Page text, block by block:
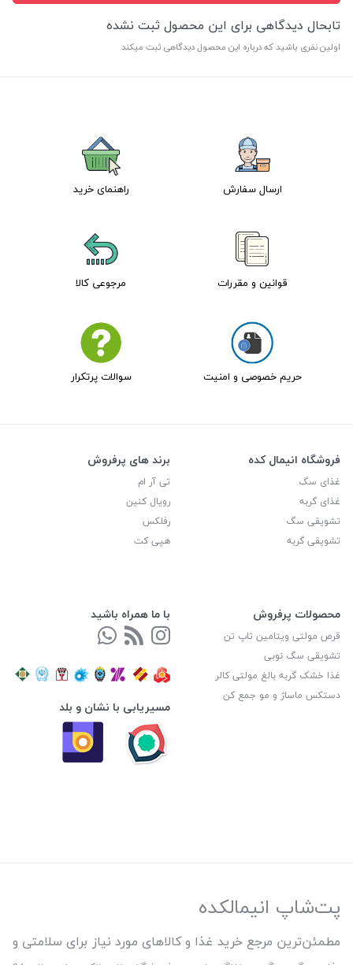
تابحال دیدگاهی برای این محصول ثبت نشده
اولین نفری باشید که درباره این محصول دیدگاهی ثبت میکند
ارسال سفارش راهنمای خرید
قوانین و مقررات مرجوعی کالا
حریم خصوصی و امنیت سوالات پرتکرار
فروشگاه انیمال کده
غذای سگ
غذای گربه
تشویقی سگ
تشویقی گربه
برند های پرفروش
تی آر ام
رویال کنین
رفلکس
هپی کت
محصولات پرفروش
قرص مولتی ویتامین تاپ تن
تشویقی سگ نوبی
غذا خشک گربه بالغ مولتی کالر
دستکس ماساژ و مو جمع کن
با ما همراه باشید
مسیریابی با نشان و بلد
پت‌شاپ انیمالکده
مطمئن‌ترین مرجع خرید غذا و کالاهای مورد نیاز برای سلامتی و